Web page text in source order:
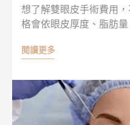
想了解雙眼皮手術費用
格會依眼皮厚度、脂肪
雙眼皮與割雙眼皮在手術
認自己的眼皮條件，術
落差！
閱讀更多